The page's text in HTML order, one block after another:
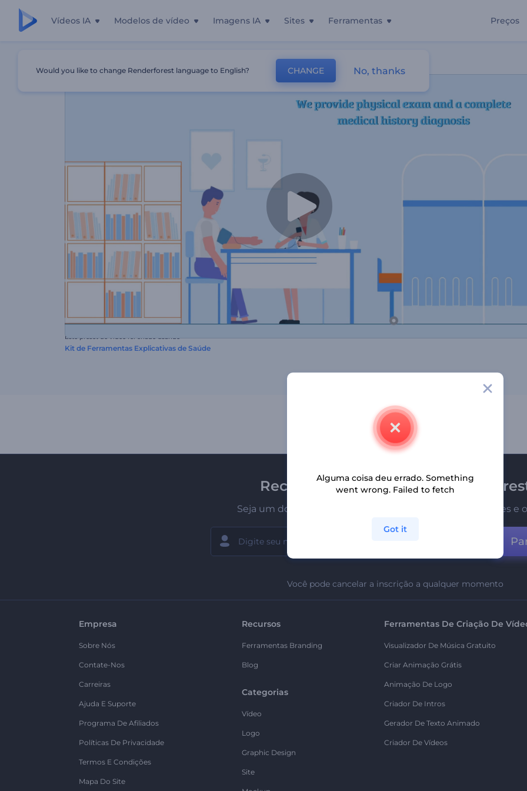
Vídeos IA Modelos de vídeo Imagens IA Sites Ferramentas Preços
Este preset de vídeo foi criado usando
Kit de Ferramentas Explicativas de Saúde
Receba a newsletter da
Seja um dos primeiros a receber nossas últimas novidades e
Você pode cancelar a inscrição a qualquer momento
Empresa
Sobre Nós
Contate-Nos
Carreiras
Ajuda E Suporte
Programa De Afiliados
Políticas De Privacidade
Termos E Condições
Mapa Do Site
Recursos
Ferramentas Branding
Blog
Categorias
Vídeo
Logo
Graphic Design
Site
Ferramentas De Criação De
Visualizador De Música Gratuito
Criar Animação Grátis
Animação De Logo
Criador De Intros
Gerador De Texto Animado
Criador De Vídeos
Would you like to change Renderforest language to English? CHANGE No, thanks
Alguma coisa deu errado. Something
went wrong. Failed to fetch
Got it